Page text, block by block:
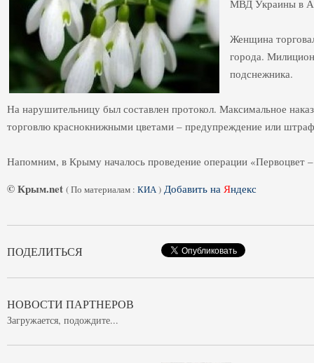
МВД Украины в
Женщина
города.
подснежника.
На нарушительницу был составлен протокол. Максимальное
торговлю краснокнижными цветами – предупреждение или
Напомним, в Крыму началось проведение операции «Первоцвет
© Крым.net (По материалам : КИА) Добавить на Яндекс
ПОДЕЛИТЬСЯ
НОВОСТИ ПАРТНЕРОВ
Загружается, подождите...